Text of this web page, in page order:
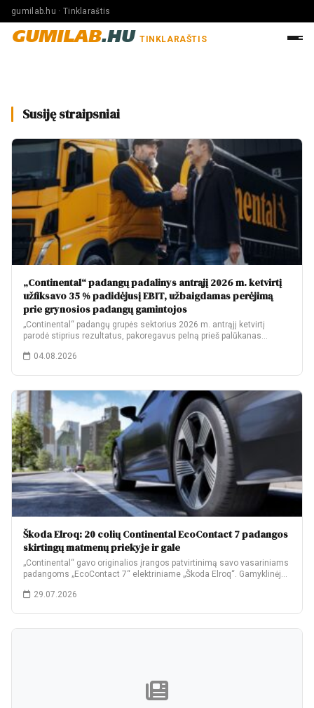
gumilab.hu · Tinklaraštis
GUMILAB.HU TINKLARAŠTIS
Susiję straipsniai
„Continental“ padangų padalinys antrąjį 2026 m. ketvirtį
užfiksavo 35 % padidėjusį EBIT, užbaigdamas perėjimą
prie grynosios padangų gamintojos
„Continental“ padangų grupės sektorius 2026 m. antrąjį ketvirtį
parodė stiprius rezultatus, pakoregavus pelną prieš palūkanas…
04.08.2026
Škoda Elroq: 20 colių Continental EcoContact 7 padangos
skirtingų matmenų priekyje ir gale
„Continental“ gavo originalios įrangos patvirtinimą savo vasariniams
padangoms „EcoContact 7“ elektriniame „Škoda Elroq“. Gamyklinėje
29.07.2026